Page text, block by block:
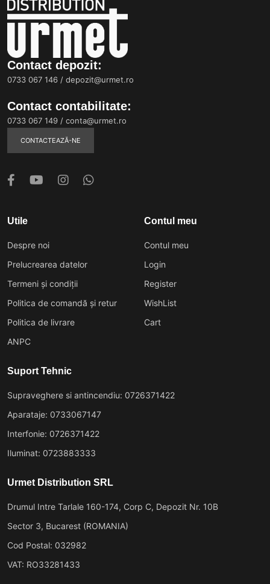
Contact depozit:
0733 067 146 / depozit@urmet.ro
Contact contabilitate:
0733 067 149 / conta@urmet.ro
CONTACTEAZĂ-NE
Utile
Despre noi
Prelucrearea datelor
Termeni și condiții
Politica de comandă și retur
Politica de livrare
ANPC
Contul meu
Contul meu
Login
Register
WishList
Cart
Suport Tehnic
Supraveghere si antincendiu: 0726371422
Aparataje: 0733067147
Interfonie: 0726371422
Iluminat: 0723883333
Urmet Distribution SRL
Drumul Intre Tarlale 160-174, Corp C, Depozit Nr. 10B
Sector 3, Bucarest (ROMANIA)
Cod Postal: 032982
VAT: RO33281433